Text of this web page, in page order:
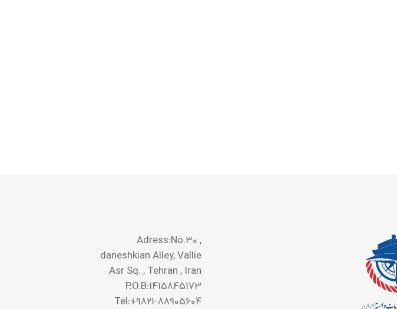
Adress:No.30 ,
daneshkian Alley, Vallie
Asr Sq. , Tehran , Iran
P.O.B:1415845173
Tel:+9821-88905604